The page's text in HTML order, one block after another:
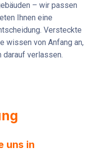
– wir passen
Ihnen eine
Versteckte
wissen von Anfang an,
darauf verlassen.
uns in